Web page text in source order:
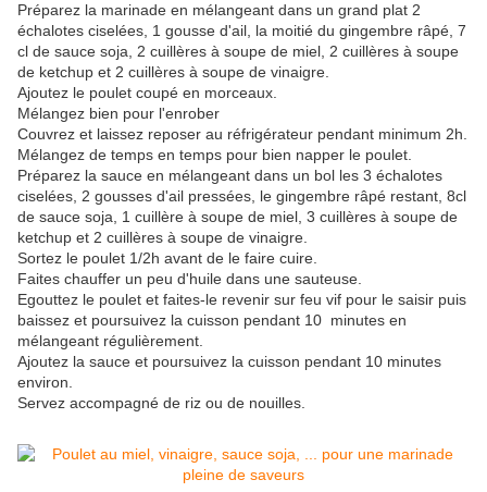
Préparez la marinade en mélangeant dans un grand plat 2
échalotes ciselées, 1 gousse d'ail, la moitié du gingembre râpé, 7
cl de sauce soja, 2 cuillères à soupe de miel, 2 cuillères à soupe
de ketchup et 2 cuillères à soupe de vinaigre.
Ajoutez le poulet coupé en morceaux.
Mélangez bien pour l'enrober
Couvrez et laissez reposer au réfrigérateur pendant minimum 2h.
Mélangez de temps en temps pour bien napper le poulet.
Préparez la sauce en mélangeant dans un bol les 3 échalotes
ciselées, 2 gousses d'ail pressées, le gingembre râpé restant, 8cl
de sauce soja, 1 cuillère à soupe de miel, 3 cuillères à soupe de
ketchup et 2 cuillères à soupe de vinaigre.
Sortez le poulet 1/2h avant de le faire cuire.
Faites chauffer un peu d'huile dans une sauteuse.
Egouttez le poulet et faites-le revenir sur feu vif pour le saisir puis
baissez et poursuivez la cuisson pendant 10 minutes en
mélangeant régulièrement.
Ajoutez la sauce et poursuivez la cuisson pendant 10 minutes
environ.
Servez accompagné de riz ou de nouilles.